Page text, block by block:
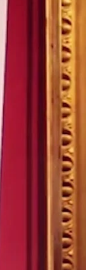
vous aidons dans
médicaux à l'étranger